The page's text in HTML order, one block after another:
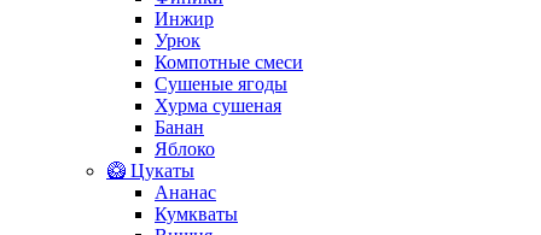
Инжир
Урюк
Компотные смеси
Сушеные ягоды
Хурма сушеная
Банан
Яблоко
🥝 Цукаты
Ананас
Кумкваты